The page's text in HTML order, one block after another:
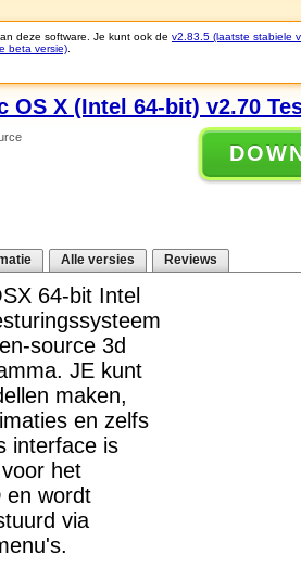
deze software. Je kunt ook de v2.83.5 (laatste stabiele
beta versie)
OS X (Intel 64-bit) v2.70
Alle versies Reviews
64-bit Intel
source 3d
JE kunt
maken,
en zelfs
interface is
het
en wordt
via